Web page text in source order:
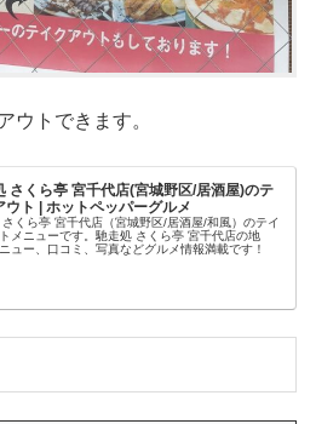
ウトできます。
さくら亭 宮千代店(宮城野区/居酒屋)のテ
ウト | ホットペッパーグルメ
くら亭 宮千代店（宮城野区/居酒屋/和風）のテイ
メニューです。馳走処 さくら亭 宮千代店の地
ュー、口コミ、写真などグルメ情報満載です！